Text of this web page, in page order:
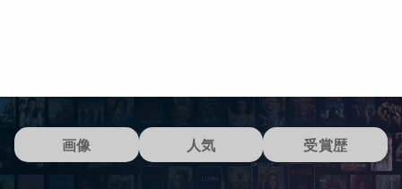
画像 人気 受賞歴